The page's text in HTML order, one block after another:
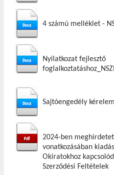
4 számú melléklet -
Nyilatkozat fejlesztő
Sajtóengedély
2024-ben
vonatkozásában
Okiratokhoz
Szerződési Feltételek